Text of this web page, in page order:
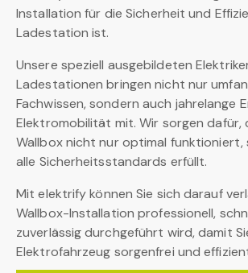
Installation für die Sicherheit und
Ladestation ist.
Unsere speziell ausgebildeten
Ladestationen bringen nicht nur
Fachwissen, sondern auch jahrelange
Elektromobilität mit. Wir sorgen dafür,
Wallbox nicht nur optimal funktioniert,
alle Sicherheitsstandards erfüllt.
Mit elektrify können Sie sich darauf
Wallbox-Installation professionell,
zuverlässig durchgeführt wird, damit
Elektrofahrzeug sorgenfrei und